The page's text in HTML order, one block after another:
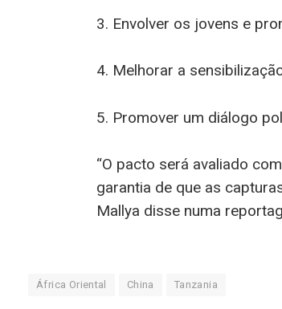
3. Envolver os jovens e
4. Melhorar a
5. Promover um diálogo
“O pacto será avaliado
garantia de que as
Mallya disse numa
África Oriental China Tanzania